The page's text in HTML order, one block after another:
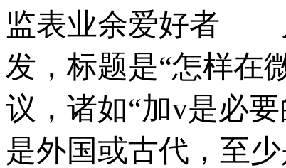
监表业余爱好者
发，标题是“怎样在
议，诸如“加v是必
是外国或古代，至